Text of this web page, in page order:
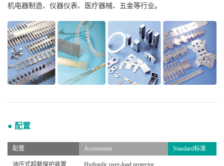
机电器制造、仪器仪表、医疗器械、五金等行业。
● 配置
配置 Accessories Standard标准
油压式超载保护装置 Hydraulic over-load protector